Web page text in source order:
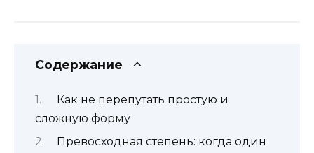
Содержание
Как не перепутать простую и
сложную форму
Превосходная степень: когда один